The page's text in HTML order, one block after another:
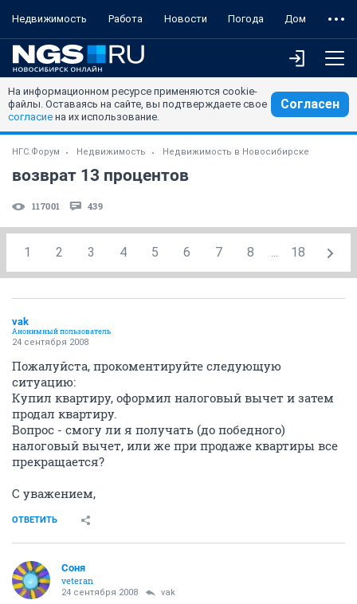
Недвижимость Работа Новости Погода Дом
На информационном ресурсе применяются cookie-
файлы. Оставаясь на сайте, вы подтверждаете свое
согласие на их использование.
Согласен
НГС.Форум Недвижимость Недвижимость в Новосибирске
возврат 13 процентов
117001 439
1 2 3 4 5 6 7 8 ... 18
vak
Анонимный пользователь
24 сентября 2008
Пожалуйста, прокоментируйте следующую
ситуацию:
Купил квартиру, оформил налоговый вычет и затем
продал квартиру.
Вопрос - смогу ли я получать (до победного)
налоговый вычет, или же при продаже квартиры все
прекращается?
С уважением,
ОТВЕТИТЬ
Соня
veteran
24 сентября 2008 vak